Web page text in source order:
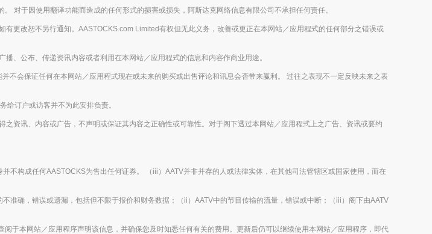
对于因使用翻译功能而造成的任何形式的损害或损失，阿斯达克网络信息有限公司不承担任何责任。
更改恕不另行通知。AASTOCKS.com Limited有权但无此义务，改善或更正在本网站／应用程式的任何部分之错误或
、公布、传递资讯内容或者利用在本网站／应用程式的信息和内容作商业用途。
会保证任何在本网站／应用程式现在或未来的购买或出售评论和讯息会否带来赢利。 过往之表现不一定反映未来之表
给订户或访客并不为此安排负责。
资讯、内容或广告，不声明或保证其内容之正确性或可靠性。对于阁下透过本网站／应用程式上之广告、资讯或要约
不构成任何AASTOCKS为售出任何证券。 （iii）AATV并非并存的人或法律实体，在其他司法管辖区或国家使用，而在
准确，错误或遗漏，包括但不限于报价和财务数据；（ii）AATV中的节目传输的流量，错误或中断；（iii）阁下由AATV
于本网站／应用程序声明该信息，并确保您及时知悉任何有关的费用。更新后仍可以继续使用本网站／应用程序，即代